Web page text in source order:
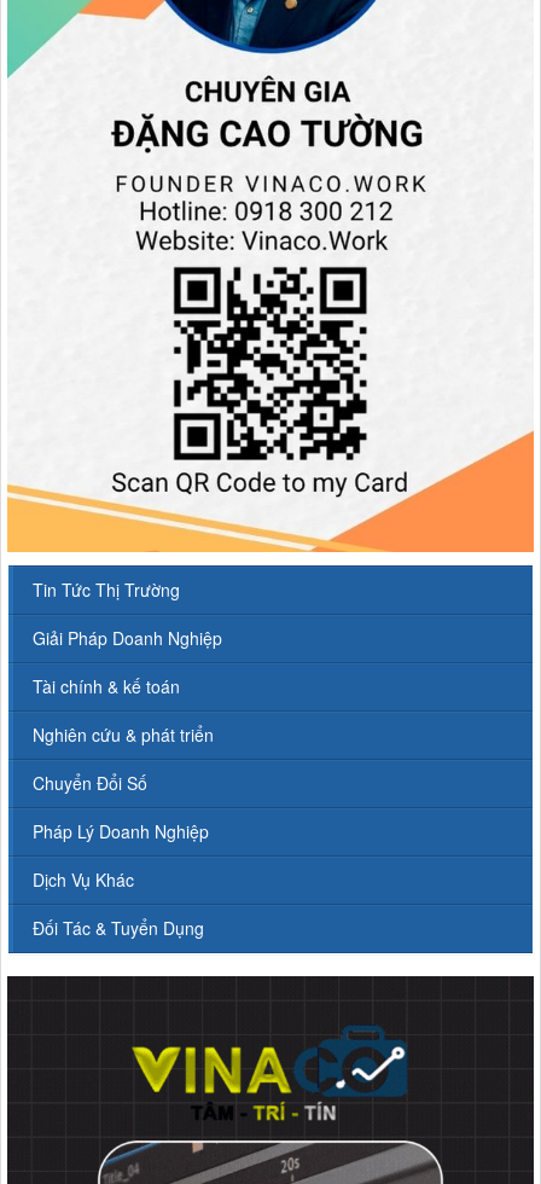
Tin Tức Thị Trường
Giải Pháp Doanh Nghiệp
Tài chính & kế toán
Nghiên cứu & phát triển
Chuyển Đổi Số
Pháp Lý Doanh Nghiệp
Dịch Vụ Khác
Đối Tác & Tuyển Dụng